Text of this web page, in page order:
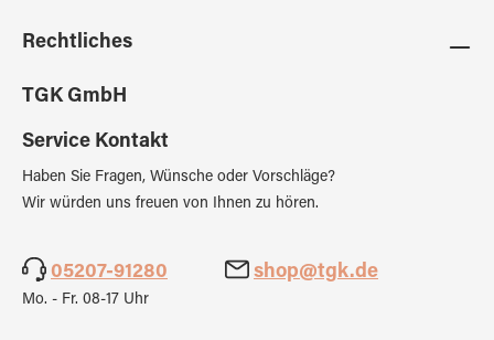
Rechtliches
TGK GmbH
Service Kontakt
Haben Sie Fragen, Wünsche oder Vorschläge?
Wir würden uns freuen von Ihnen zu hören.
05207-91280 shop@tgk.de
Mo. - Fr. 08-17 Uhr